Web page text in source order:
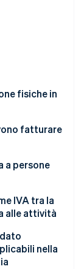
fisiche in
fatturare
a persone
IVA tra la
alle attività
nella